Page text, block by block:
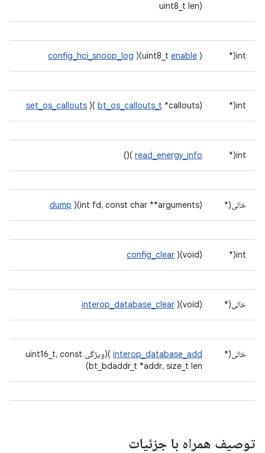
uint8_t len)
int(*
config_hci_snoop_log )(uint8_t enable )
int(*
set_os_callouts )( bt_os_callouts_t *callouts)
int(*
read_energy_info
)()
خالی(* dump )(int fd، const char **arguments)
int(*
config_clear )(void)
خالی(* interop_database_clear )(void)
خالی(* interop_database_add
)(ویژگی uint16_t، const
bt_bdaddr_t *addr، size_t len)
توصیف همراه با جزئیات